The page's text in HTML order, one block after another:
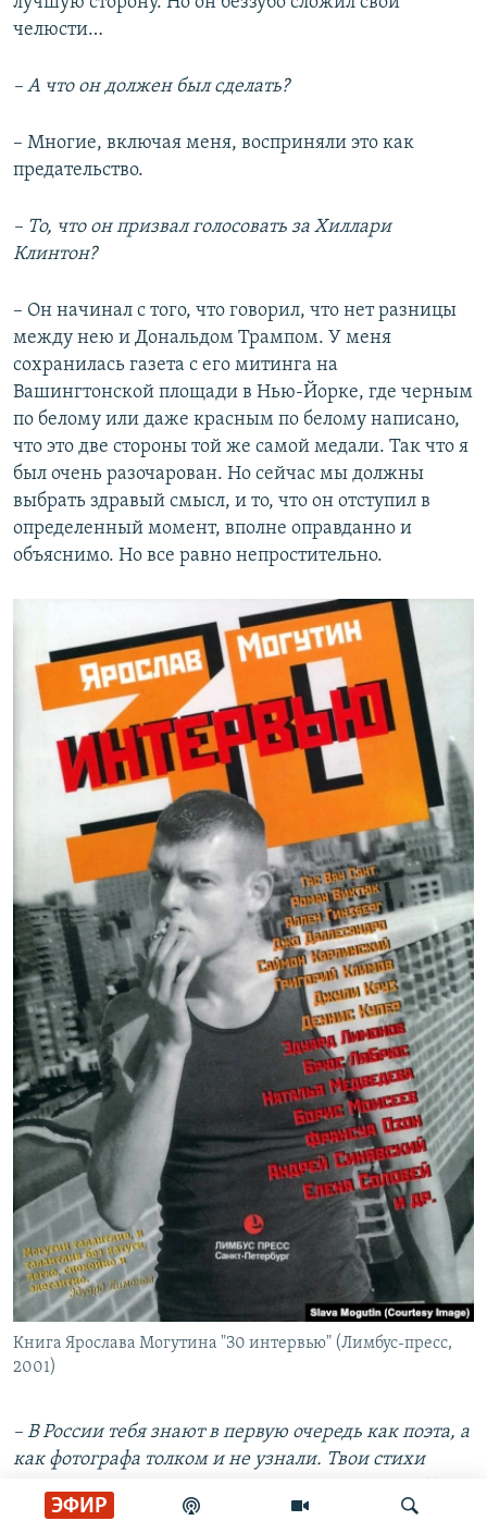
ЭФИР
челюсти…
– А что он должен был сделать?
– Многие, включая меня, восприняли это как
предательство.
– То, что он призвал голосовать за Хиллари
Клинтон?
– Он начинал с того, что говорил, что нет разницы
между нею и Дональдом Трампом. У меня
сохранилась газета с его митинга на
Вашингтонской площади в Нью-Йорке, где черным
по белому или даже красным по белому написано,
что это две стороны той же самой медали. Так что я
был очень разочарован. Но сейчас мы должны
выбрать здравый смысл, и то, что он отступил в
определенный момент, вполне оправданно и
объяснимо. Но все равно непростительно.
Книга Ярослава Могутина "З0 интервью" (Лимбус-пресс,
2001)
– В России тебя знают в первую очередь как поэта, а
как фотографа толком и не узнали. Твои стихи
читают, много книг вышло на русском языке. Но ты
давно не пишешь по-русски, и даже твой телефон